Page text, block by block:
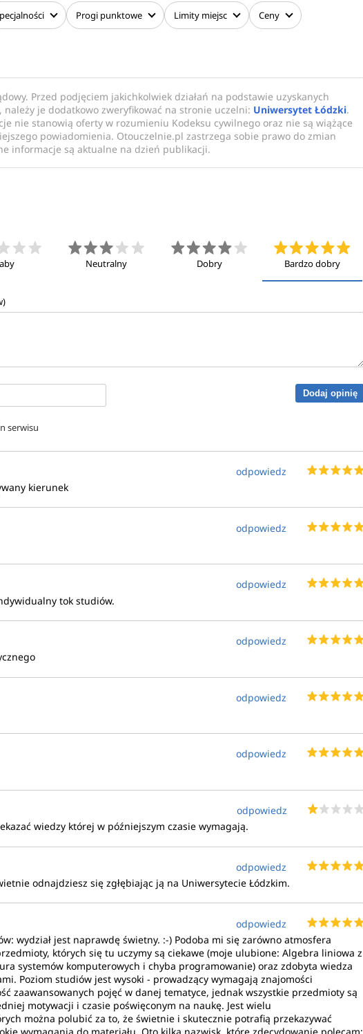
korzystania z programu ERASMUS oraz znaczna liczba godzin
służą rozwojowi indywidualnych zainteresowań i umiejętności
utrzymania i rozwijania oprogramowania i systemów
merytoryczną wiedzą i praktycznymi umiejętnościami jakie są
rozwijającej się branży technologii informatycznych.
korzystania z programu ERASMUS oraz znaczna liczba godzin
służą rozwojowi indywidualnych zainteresowań i umiejętności
Progi punktowe Limity miejsc Ceny
Przed podjęciem jakichkolwiek działań na podstawie uzyskanych
je dodatkowo zweryfikować na stronie uczelni: Uniwersytet Łódzki.
nie stanowią oferty w rozumieniu Kodeksu cywilnego oraz nie są wiążące
powiadomienia. Otouczelnie.pl zastrzega sobie prawo do zmian
informacje są aktualne na dzień publikacji.
Neutralny Dobry Bardzo dobry
serwisu
Dodaj opinię
odpowiedz
kierunek
odpowiedz
odpowiedz
tok studiów.
odpowiedz
odpowiedz
odpowiedz
odpowiedz
wiedzy której w późniejszym czasie wymagają.
odpowiedz
odnajdziesz się zgłębiając ją na Uniwersytecie Łódzkim.
odpowiedz
wydział jest naprawdę świetny. :-) Podoba mi się zarówno atmosfera
których się tu uczymy są ciekawe (moje ulubione: Algebra liniowa z
systemów komputerowych i chyba programowanie) oraz zdobyta wiedza
Poziom studiów jest wysoki - prowadzący wymagają znajomości
zaawansowanych pojęć w danej tematyce, jednak wszystkie przedmioty są
motywacji i czasie poświęconym na naukę. Jest wielu
można polubić za to, że świetnie i skutecznie potrafią przekazywać
wymagania do materiału. Oto kilka nazwisk, które zdecydowanie polecam: